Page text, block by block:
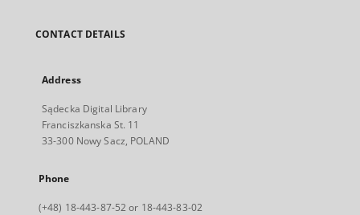
CONTACT DETAILS
Address
Sądecka Digital Library
Franciszkanska St. 11
33-300 Nowy Sacz, POLAND
Phone
(+48) 18-443-87-52 or 18-443-83-02